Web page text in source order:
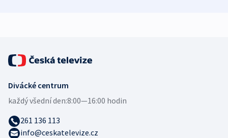
Divácké centrum
každý všední den:8:00—16:00 hodin
261 136 113
info@ceskatelevize.cz